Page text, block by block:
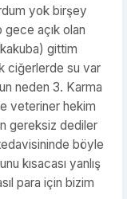
yok birşey
açık olan
gittim
ciğerlerde su var
neden 3. Karma
veteriner hekim
gereksiz dediler
böyle
kısacası yanlış
para için bizim